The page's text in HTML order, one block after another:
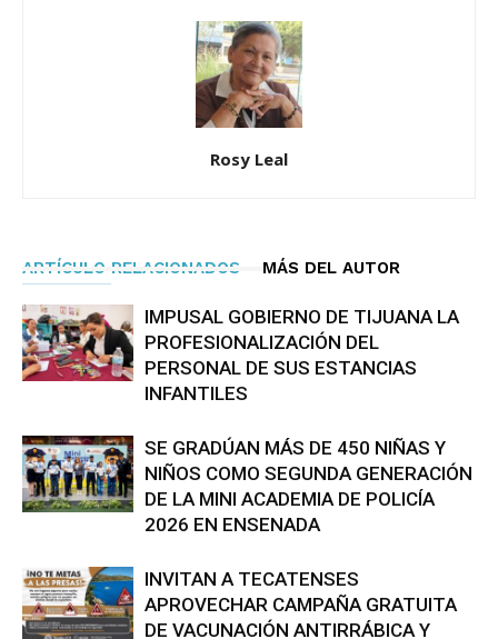
Rosy Leal
ARTÍCULO RELACIONADOS MÁS DEL AUTOR
IMPUSAL GOBIERNO DE TIJUANA LA
PROFESIONALIZACIÓN DEL
PERSONAL DE SUS ESTANCIAS
INFANTILES
SE GRADÚAN MÁS DE 450 NIÑAS Y
NIÑOS COMO SEGUNDA GENERACIÓN
DE LA MINI ACADEMIA DE POLICÍA
2026 EN ENSENADA
INVITAN A TECATENSES
APROVECHAR CAMPAÑA GRATUITA
DE VACUNACIÓN ANTIRRÁBICA Y